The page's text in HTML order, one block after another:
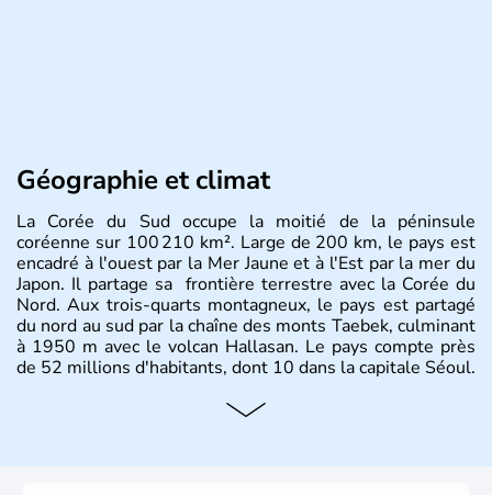
Géographie et climat
La Corée du Sud occupe la moitié de la péninsule
coréenne sur 100 210 km². Large de 200 km, le pays est
encadré à l'ouest par la Mer Jaune et à l'Est par la mer du
Japon. Il partage sa frontière terrestre avec la Corée du
Nord. Aux trois-quarts montagneux, le pays est partagé
du nord au sud par la chaîne des monts Taebek, culminant
à 1950 m avec le volcan Hallasan. Le pays compte près
de 52 millions d'habitants, dont 10 dans la capitale Séoul.
Histoire et administration